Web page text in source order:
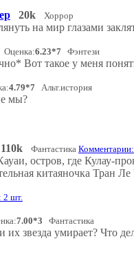
20k Хоррор
на мир глазами
Оценка:6.23*7 Фэнтези
Вот такое у меня
4.79*7 Альт.история
мы?
110k Фантастика
остров, где Кулау-
китаяночка Тран
2 шт.
7.00*3 Фантастика
их звезда умирает? Что